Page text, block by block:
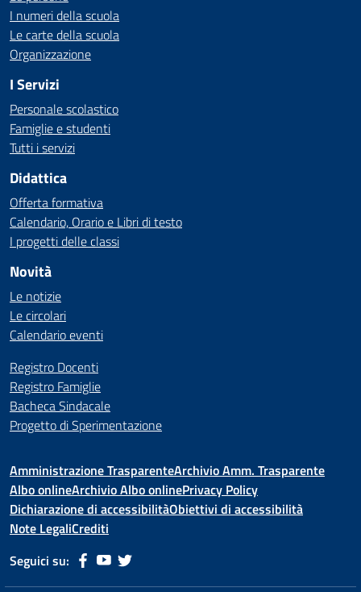
I numeri della scuola
Le carte della scuola
Organizzazione
I Servizi
Personale scolastico
Famiglie e studenti
Tutti i servizi
Didattica
Offerta formativa
Calendario, Orario e Libri di testo
I progetti delle classi
Novità
Le notizie
Le circolari
Calendario eventi
Registro Docenti
Registro Famiglie
Bacheca Sindacale
Progetto di Sperimentazione
Amministrazione TrasparenteArchivio Amm. Trasparente
Albo onlineArchivio Albo onlinePrivacy Policy
Dichiarazione di accessibilitàObiettivi di accessibilità
Note LegaliCrediti
Seguici su: